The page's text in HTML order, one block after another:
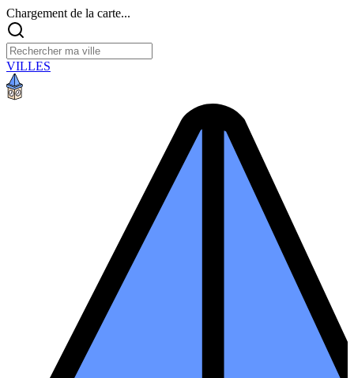
Chargement de la carte...
VILLES